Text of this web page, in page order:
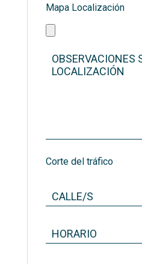
Mapa Localización
Corte del tráfico